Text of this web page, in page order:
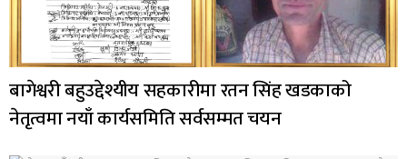
बागेश्वरी बहुउद्देश्यीय सहकारीमा रतन सिंह खडकाको
नेतृत्वमा नयाँ कार्यसमिति सर्वसम्मत चयन